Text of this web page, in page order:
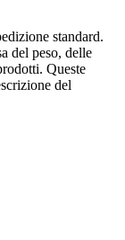
standard.
del peso, delle
Queste
del